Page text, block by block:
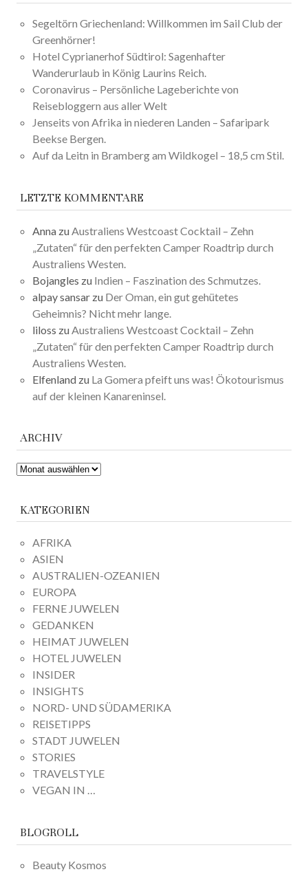
Segeltörn Griechenland: Willkommen im Sail Club der
Greenhörner!
Hotel Cyprianerhof Südtirol: Sagenhafter
Wanderurlaub in König Laurins Reich.
Coronavirus – Persönliche Lageberichte von
Reisebloggern aus aller Welt
Jenseits von Afrika in niederen Landen – Safaripark
Beekse Bergen.
Auf da Leitn in Bramberg am Wildkogel – 18,5 cm Stil.
LETZTE KOMMENTARE
Anna zu Australiens Westcoast Cocktail – Zehn
„Zutaten“ für den perfekten Camper Roadtrip durch
Australiens Westen.
Bojangles zu Indien – Faszination des Schmutzes.
alpay sansar zu Der Oman, ein gut gehütetes
Geheimnis? Nicht mehr lange.
liloss zu Australiens Westcoast Cocktail – Zehn
„Zutaten“ für den perfekten Camper Roadtrip durch
Australiens Westen.
Elfenland zu La Gomera pfeift uns was! Ökotourismus
auf der kleinen Kanareninsel.
ARCHIV
ARCHIV
KATEGORIEN
AFRIKA
ASIEN
AUSTRALIEN-OZEANIEN
EUROPA
FERNE JUWELEN
GEDANKEN
HEIMAT JUWELEN
HOTEL JUWELEN
INSIDER
INSIGHTS
NORD- UND SÜDAMERIKA
REISETIPPS
STADT JUWELEN
STORIES
TRAVELSTYLE
VEGAN IN …
BLOGROLL
Beauty Kosmos